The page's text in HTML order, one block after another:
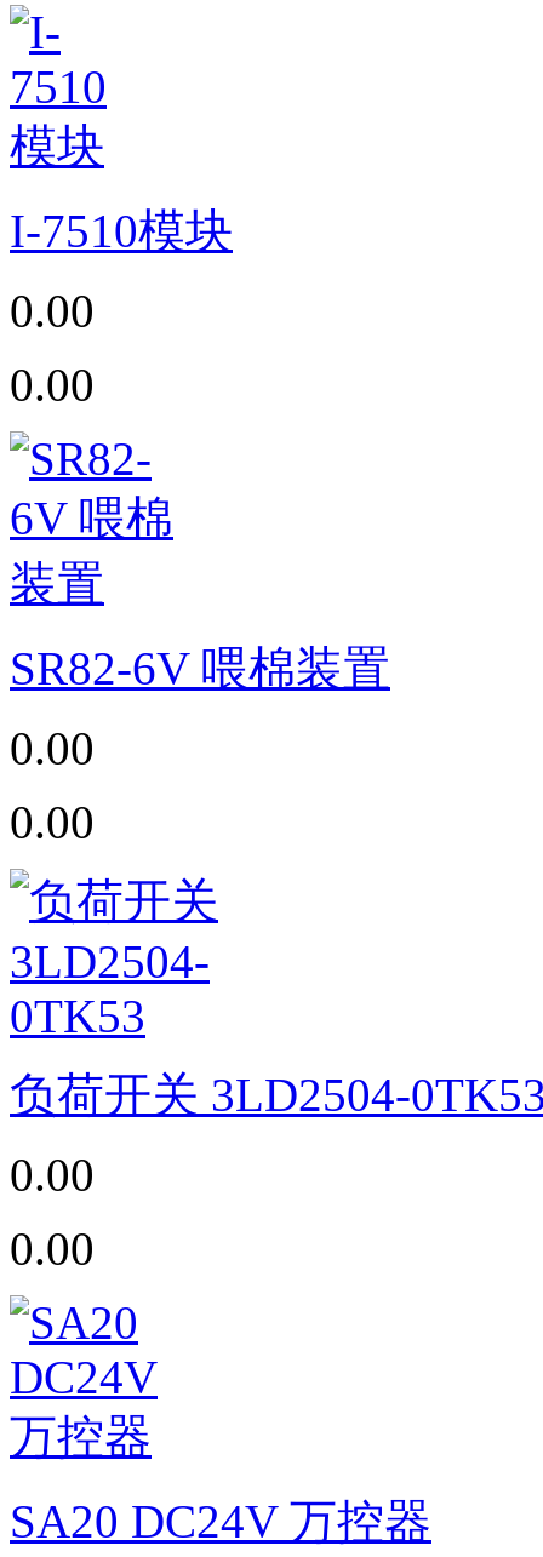
I-7510模块
0.00
0.00
SR82-6V 喂棉装置
0.00
0.00
负荷开关 3LD2504-
0.00
0.00
SA20 DC24V 万控器